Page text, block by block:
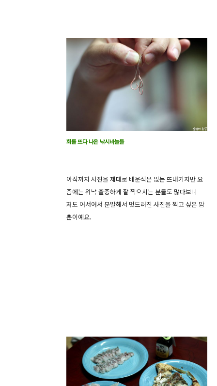
회를 뜨다 나온 낚시바늘들
아직까지 사진을 제대로 배운적은 없는 뜨내기지만 요
즘에는 워낙 출중하게 잘 찍으시는 분들도 많다보니
저도 어서어서 분발해서 멋드러진 사진을 찍고 싶은 맘
뿐이예요.